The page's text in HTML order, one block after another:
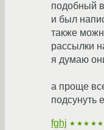
подобный
и был
также
рассылки
я думаю
а проще
подсунуть
fghj ★★★★★